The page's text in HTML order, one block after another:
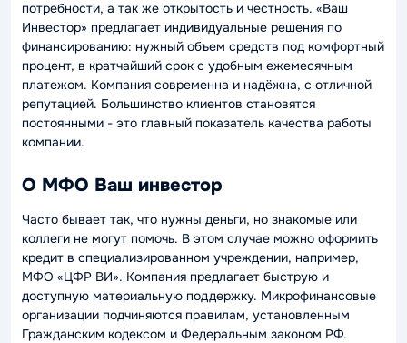
потребности, а так же открытость и честность. «Ваш
Инвестор» предлагает индивидуальные решения по
финансированию: нужный объем средств под комфортный
процент, в кратчайший срок с удобным ежемесячным
платежом. Компания современна и надёжна, с отличной
репутацией. Большинство клиентов становятся
постоянными - это главный показатель качества работы
компании.
О МФО Ваш инвестор
Часто бывает так, что нужны деньги, но знакомые или
коллеги не могут помочь. В этом случае можно оформить
кредит в специализированном учреждении, например,
МФО «ЦФР ВИ». Компания предлагает быструю и
доступную материальную поддержку. Микрофинансовые
организации подчиняются правилам, установленным
Гражданским кодексом и Федеральным законом РФ.